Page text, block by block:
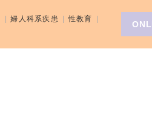
婦人科系疾患
性教育